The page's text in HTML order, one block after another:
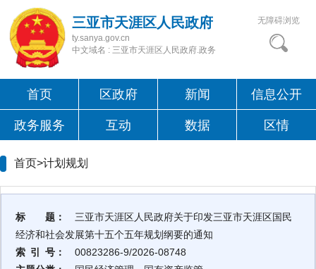
三亚市天涯区人民政府
ty.sanya.gov.cn
中文域名 : 三亚市天涯区人民政府.政务
无障碍浏览
首页 区政府 新闻 信息公开
政务服务 互动 数据 区情
首页>计划规划
标 题：
三亚市天涯区人民政府关于印发三亚市天涯区国民
经济和社会发展第十五个五年规划纲要的通知
索 引 号：
00823286-9/2026-08748